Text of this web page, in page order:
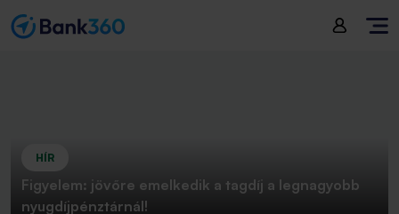
HÍR
Figyelem: jövőre emelkedik a tagdíj a legnagyobb
nyugdíjpénztárnál!